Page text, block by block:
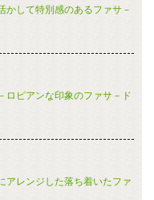
かして特別感のあるファサ－
ロピアンな印象のファサ－ド
アレンジした落ち着いたファ